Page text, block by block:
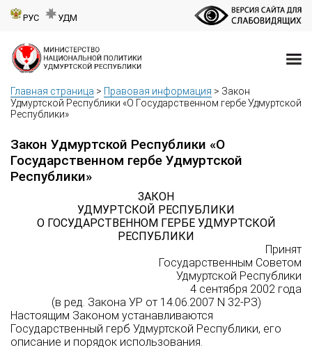
РУС УДМ
Главная страница > Правовая информация > Закон
Удмуртской Республики «О Государственном гербе Удмуртской
Республики»
Закон Удмуртской Республики «О
Государственном гербе Удмуртской
Республики»
ЗАКОН
УДМУРТСКОЙ РЕСПУБЛИКИ
О ГОСУДАРСТВЕННОМ ГЕРБЕ УДМУРТСКОЙ
РЕСПУБЛИКИ
Принят
Государственным Советом
Удмуртской Республики
4 сентября 2002 года
(в ред. Закона УР от 14.06.2007 N 32-РЗ)
Настоящим Законом устанавливаются
Государственный герб Удмуртской Республики, его
описание и порядок использования.